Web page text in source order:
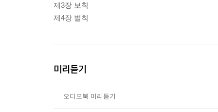
제3장 보칙
제4장 벌칙
미리듣기
오디오북 미리듣기